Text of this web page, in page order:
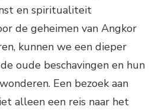
en spiritualiteit
de geheimen van Angkor
kunnen we een dieper
oude beschavingen en hun
Een bezoek aan
alleen een reis naar het